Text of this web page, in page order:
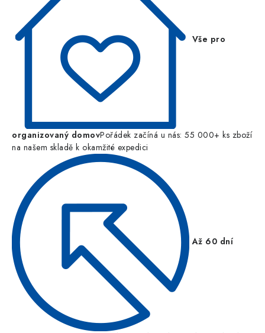
Vše pro
organizovaný domovPořádek začíná u nás: 55 000+ ks zboží
na našem skladě k okamžité expedici
Až 60 dní